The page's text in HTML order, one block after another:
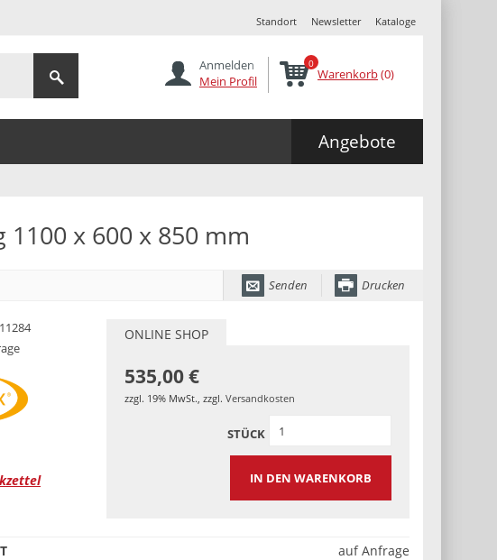
Standort Newsletter Kataloge
Anmelden
Mein Profil
Warenkorb(0)
0
Angebote
x 600 x 850 mm
Senden Drucken
ONLINE SHOP
535,00 €
zzgl. 19% MwSt., zzgl. Versandkosten
STÜCK
IN DEN WARENKORB
auf Anfrage